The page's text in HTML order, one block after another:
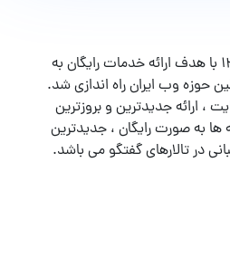
پرشین اسکریپت در سال ۱۳۸۶ با هدف ارائه خدمات رایگان به
حوزه وب ایران راه اندازی شد.
، ارائه جدیدترین و بروزترین
ها به صورت رایگان ، جدیدترین
در تالارهای گفتگو می باشد.